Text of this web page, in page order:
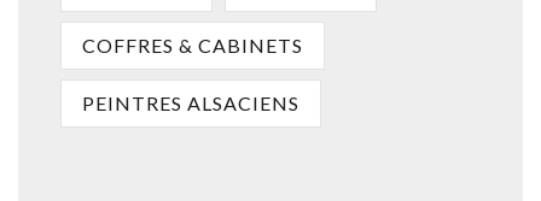
COFFRES & CABINETS
PEINTRES ALSACIENS